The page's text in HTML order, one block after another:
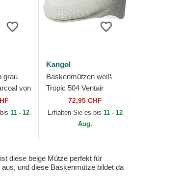
grau
von
11 - 12
Kangol
Baskenmützen weiß
Tropic 504 Ventair
Moonstruck von Kangol
72,95 CHF
Erhalten Sie es bis11 - 12
Aug.
diese beige Mütze perfekt für
und diese Baskenmütze bildet da